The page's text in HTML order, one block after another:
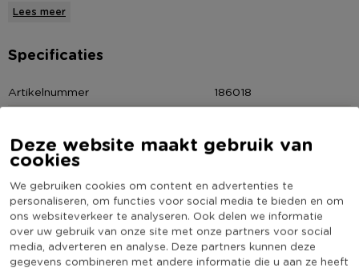
Deze website maakt gebruik van
cookies
We gebruiken cookies om content en advertenties te
personaliseren, om functies voor social media te bieden en om
ons websiteverkeer te analyseren. Ook delen we informatie
over uw gebruik van onze site met onze partners voor social
media, adverteren en analyse. Deze partners kunnen deze
gegevens combineren met andere informatie die u aan ze heeft
eens erg leuk. De felle fuchsia kleur valt lekker op
extra.
Een leuk accessoire voor op de slaapkamer van jouw
kindje. Daarnaast is dit spaarvarken ook leuk om
en stop er al vast wat geld in om ze op weg te
helpen! Naast deze felle fuchsia kleur is dit
spaarvarkentje er ook in een iets zachtere roze kleur.
Neem ook eens een kijkje in het assortiment
kinderspullen voor meer spaarpotten en andere
leuke producten.
Lees meer
Specificaties
Artikelnummer
186018
Materiaal
Aardewerk
Kleur
Duurzaamheidsscore
(Nog) geen score
bekend